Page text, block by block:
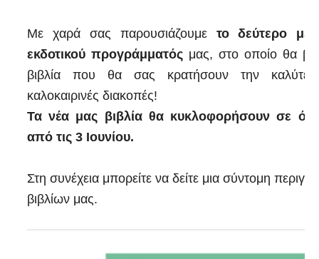
Με χαρά σας παρουσιάζουμε το δεύτερο
εκδοτικού προγράμματός μας, στο οποίο θα
βιβλία που θα σας κρατήσουν την
καλοκαιρινές διακοπές!
Τα νέα μας βιβλία θα κυκλοφορήσουν σε όλα
από τις 3 Ιουνίου.
Στη συνέχεια μπορείτε να δείτε μια σύντομη
βιβλίων μας.